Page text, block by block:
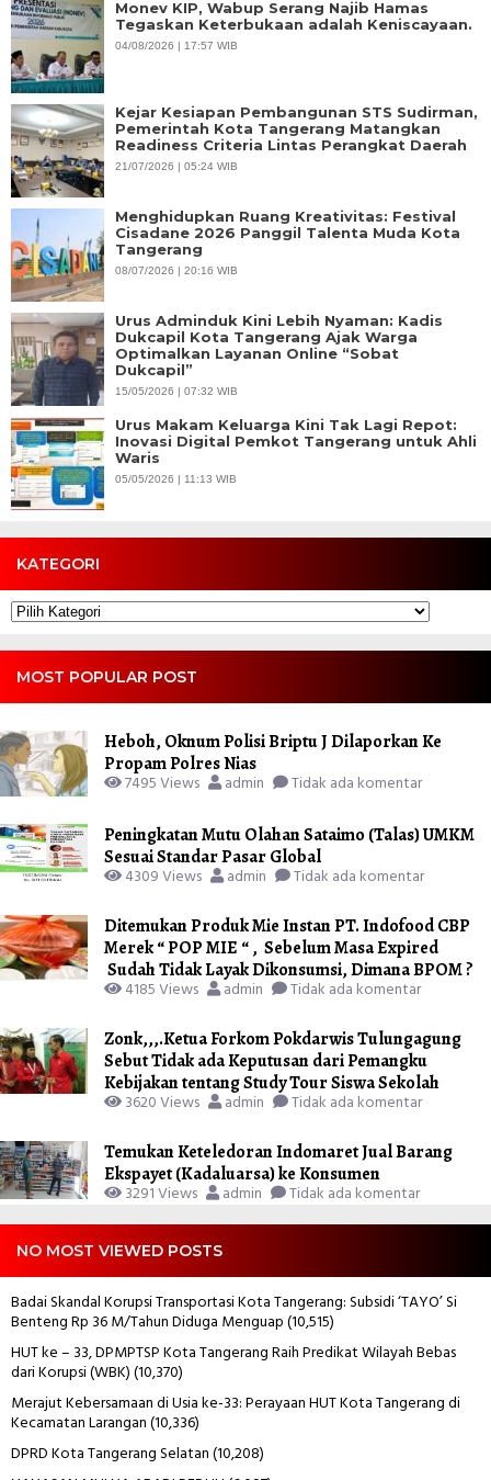
Monev KIP, Wabup Serang Najib Hamas
Tegaskan Keterbukaan adalah Keniscayaan.
04/08/2026 | 17:57 WIB
Kejar Kesiapan Pembangunan STS Sudirman,
Pemerintah Kota Tangerang Matangkan
Readiness Criteria Lintas Perangkat Daerah
21/07/2026 | 05:24 WIB
Menghidupkan Ruang Kreativitas: Festival
Cisadane 2026 Panggil Talenta Muda Kota
Tangerang
08/07/2026 | 20:16 WIB
Urus Adminduk Kini Lebih Nyaman: Kadis
Dukcapil Kota Tangerang Ajak Warga
Optimalkan Layanan Online “Sobat
Dukcapil”
15/05/2026 | 07:32 WIB
Urus Makam Keluarga Kini Tak Lagi Repot:
Inovasi Digital Pemkot Tangerang untuk Ahli
Waris
05/05/2026 | 11:13 WIB
KATEGORI
Kategori
MOST POPULAR POST
Heboh, Oknum Polisi Briptu J Dilaporkan Ke
Propam Polres Nias
7495 Views admin Tidak ada komentar
Peningkatan Mutu Olahan Sataimo (Talas) UMKM
Sesuai Standar Pasar Global
4309 Views admin Tidak ada komentar
Ditemukan Produk Mie Instan PT. Indofood CBP
Merek “ POP MIE “ , Sebelum Masa Expired
Sudah Tidak Layak Dikonsumsi, Dimana BPOM ?
4185 Views admin Tidak ada komentar
Zonk,,,.Ketua Forkom Pokdarwis Tulungagung
Sebut Tidak ada Keputusan dari Pemangku
Kebijakan tentang Study Tour Siswa Sekolah
3620 Views admin Tidak ada komentar
Temukan Keteledoran Indomaret Jual Barang
Ekspayet (Kadaluarsa) ke Konsumen
3291 Views admin Tidak ada komentar
NO MOST VIEWED POSTS
Badai Skandal Korupsi Transportasi Kota Tangerang: Subsidi ‘TAYO’ Si
Benteng Rp 36 M/Tahun Diduga Menguap(10,515)
HUT ke – 33, DPMPTSP Kota Tangerang Raih Predikat Wilayah Bebas
dari Korupsi (WBK)(10,370)
Merajut Kebersamaan di Usia ke-33: Perayaan HUT Kota Tangerang di
Kecamatan Larangan(10,336)
DPRD Kota Tangerang Selatan(10,208)